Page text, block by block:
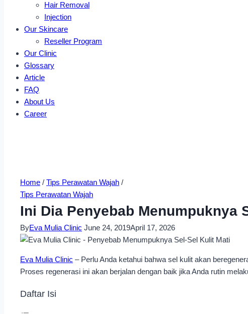
Hair Removal
Injection
Our Skincare
Reseller Program
Our Clinic
Glossary
Article
FAQ
About Us
Career
Home / Tips Perawatan Wajah /
Tips Perawatan Wajah
Ini Dia Penyebab Menumpuknya
ByEva Mulia Clinic June 24, 2019April 17, 2026
Eva Mulia Clinic – Perlu Anda ketahui bahwa sel kulit akan
Proses regenerasi ini akan berjalan dengan baik jika Anda rutin
Daftar Isi